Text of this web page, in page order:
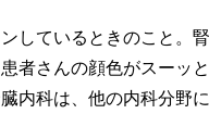
しているときのこと。
者さんの顔色がスーッ
内科は、他の内科分野